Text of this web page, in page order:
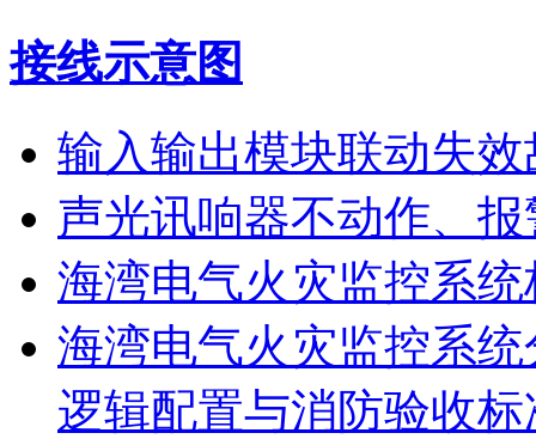
接线示意图
输入输出模块联动失效
声光讯响器不动作、
海湾电气火灾监控系
海湾电气火灾监控系
逻辑配置与消防验收标